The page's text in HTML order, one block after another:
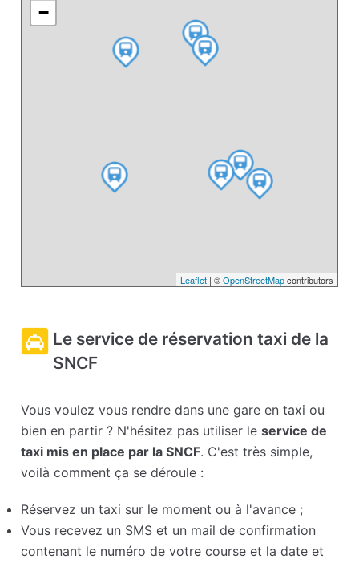
−
Leaflet| ©OpenStreetMapcontributors
Le service de réservation taxi de la
SNCF
Vous voulez vous rendre dans une gare en taxi ou
bien en partir ? N'hésitez pas utiliser leservice de
taxi mis en place par la SNCF. C'est très simple,
voilà comment ça se déroule :
Réservez un taxi sur le moment ou à l'avance ;
Vous recevez un SMS et un mail de confirmation
contenant le numéro de votre course et la date et